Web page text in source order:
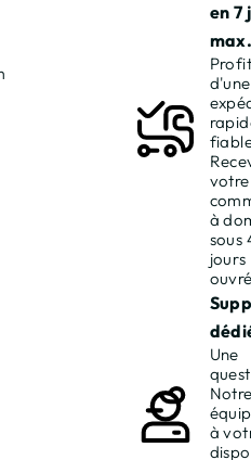
en 7
d'une
votre
à
sous
jours
Une
à